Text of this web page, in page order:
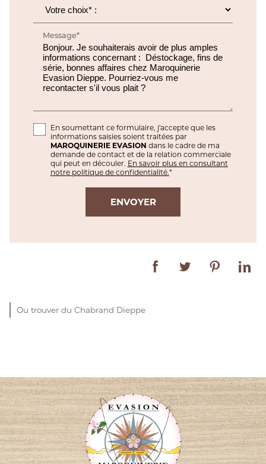
Message*
En soumettant ce formulaire, j'accepte que les
informations saisies soient traitées par
MAROQUINERIE EVASION dans le cadre de ma
demande de contact et de la relation commerciale
qui peut en découler. En savoir plus en consultant
notre politique de confidentialité.*
Ou trouver du Chabrand Dieppe